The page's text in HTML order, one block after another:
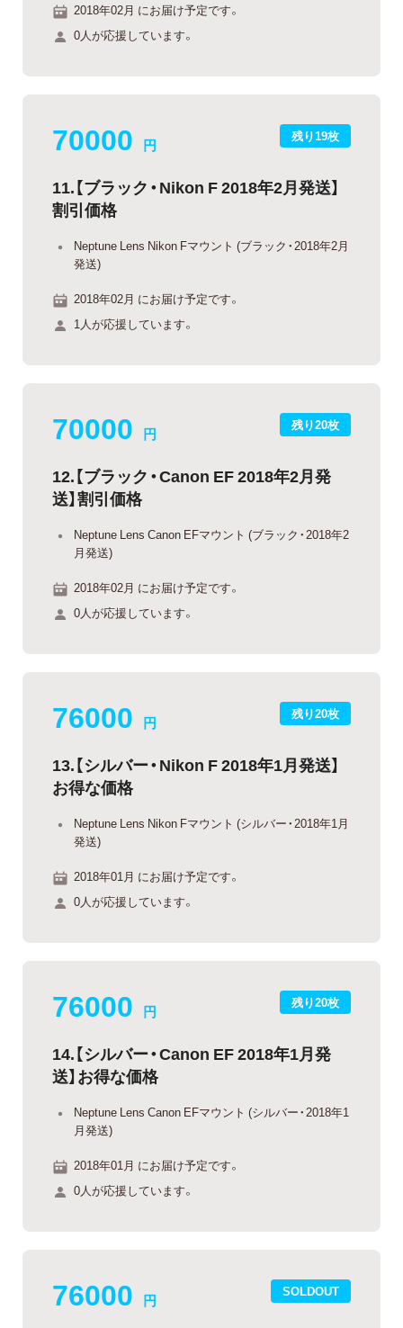
2018年02月 にお届け予定です。
0人が応援しています。
残り19枚
70000 円
11.【ブラック・Nikon F 2018年2月発送】
割引価格
Neptune Lens Nikon Fマウント (ブラック・2018年2月
発送)
2018年02月 にお届け予定です。
1人が応援しています。
残り20枚
70000 円
12.【ブラック・Canon EF 2018年2月発
送】割引価格
Neptune Lens Canon EFマウント (ブラック・2018年2
月発送)
2018年02月 にお届け予定です。
0人が応援しています。
残り20枚
76000 円
13.【シルバー・Nikon F 2018年1月発送】
お得な価格
Neptune Lens Nikon Fマウント (シルバー・2018年1月
発送)
2018年01月 にお届け予定です。
0人が応援しています。
残り20枚
76000 円
14.【シルバー・Canon EF 2018年1月発
送】お得な価格
Neptune Lens Canon EFマウント (シルバー・2018年1
月発送)
2018年01月 にお届け予定です。
0人が応援しています。
SOLDOUT
76000 円